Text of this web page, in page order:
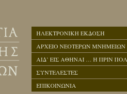
ΗΛΕΚΤΡΟΝΙΚΗ ΕΚΔΟΣΗ
ΑΡΧΕΙΟ ΝΕΟΤΕΡΩΝ ΜΝΗΜΕΙΩΝ
ΑΙΔ’ ΕΙΣ ΑΘΗΝΑΙ … Η ΠΡΙΝ
ΣΥΝΤΕΛΕΣΤΕΣ
ΕΠΙΚΟΙΝΩΝΙΑ